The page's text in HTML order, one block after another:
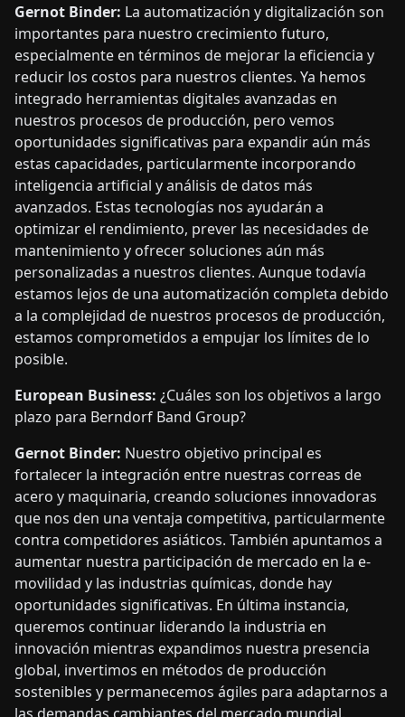
Gernot Binder: La automatización y digitalización son
importantes para nuestro crecimiento futuro,
especialmente en términos de mejorar la eficiencia y
reducir los costos para nuestros clientes. Ya hemos
integrado herramientas digitales avanzadas en
nuestros procesos de producción, pero vemos
oportunidades significativas para expandir aún más
estas capacidades, particularmente incorporando
inteligencia artificial y análisis de datos más
avanzados. Estas tecnologías nos ayudarán a
optimizar el rendimiento, prever las necesidades de
mantenimiento y ofrecer soluciones aún más
personalizadas a nuestros clientes. Aunque todavía
estamos lejos de una automatización completa debido
a la complejidad de nuestros procesos de producción,
estamos comprometidos a empujar los límites de lo
posible.
European Business: ¿Cuáles son los objetivos a largo
plazo para Berndorf Band Group?
Gernot Binder: Nuestro objetivo principal es
fortalecer la integración entre nuestras correas de
acero y maquinaria, creando soluciones innovadoras
que nos den una ventaja competitiva, particularmente
contra competidores asiáticos. También apuntamos a
aumentar nuestra participación de mercado en la e-
movilidad y las industrias químicas, donde hay
oportunidades significativas. En última instancia,
queremos continuar liderando la industria en
innovación mientras expandimos nuestra presencia
global, invertimos en métodos de producción
sostenibles y permanecemos ágiles para adaptarnos a
las demandas cambiantes del mercado mundial.